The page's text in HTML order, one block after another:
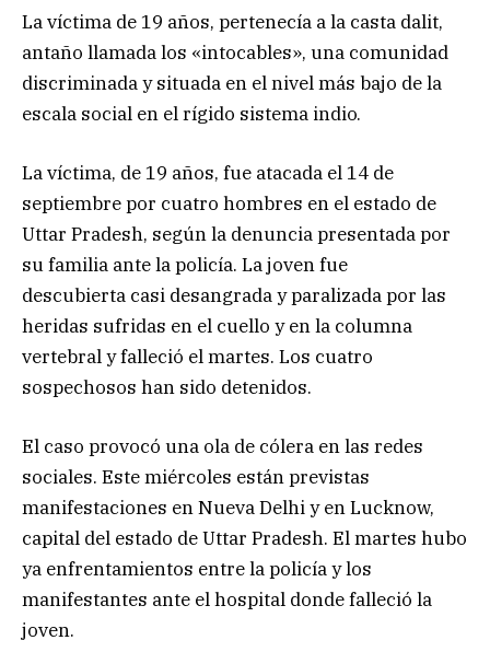
La víctima de 19 años, pertenecía a la casta dalit,
antaño llamada los «intocables», una comunidad
discriminada y situada en el nivel más bajo de la
escala social en el rígido sistema indio.
La víctima, de 19 años, fue atacada el 14 de
septiembre por cuatro hombres en el estado de
Uttar Pradesh, según la denuncia presentada por
su familia ante la policía. La joven fue
descubierta casi desangrada y paralizada por las
heridas sufridas en el cuello y en la columna
vertebral y falleció el martes. Los cuatro
sospechosos han sido detenidos.
El caso provocó una ola de cólera en las redes
sociales. Este miércoles están previstas
manifestaciones en Nueva Delhi y en Lucknow,
capital del estado de Uttar Pradesh. El martes hubo
ya enfrentamientos entre la policía y los
manifestantes ante el hospital donde falleció la
joven.